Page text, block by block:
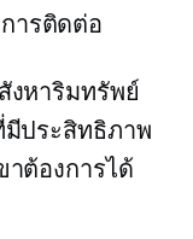
ารติดต่อ
งหาริมทรัพย์
มีประสิทธิภาพ
าต้องการได้